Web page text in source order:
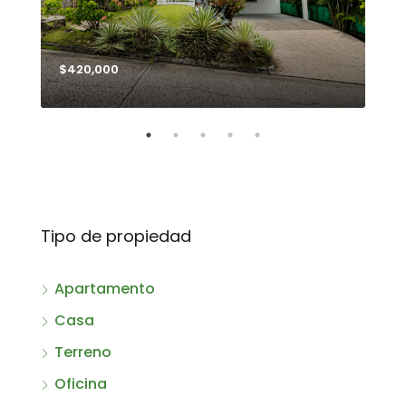
$420,000
Tipo de propiedad
Apartamento
Casa
Terreno
Oficina